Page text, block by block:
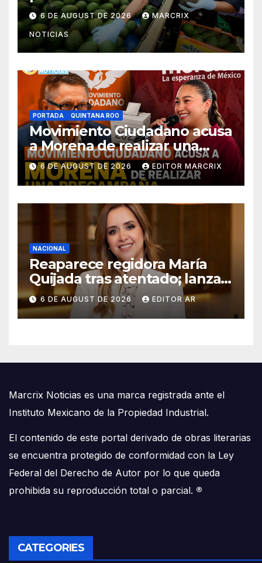
exportaciones de México a
Estados Unidos
6 DE AUGUST DE 2026 MARCRIX
NOTICIAS
PORTADA QUINTANA ROO
Movimiento Ciudadano acusa
a Morena de realizar una
precampaña disfrazada en
Quintana Roo
6 DE AUGUST DE 2026 EDITOR MARCRIX
NACIONAL
Reaparece regidora María
Quijada tras atentado; lanza
mensajes contra el miedo
6 DE AUGUST DE 2026 EDITOR AR
Marcrix Noticias es una marca registrada ante el
Instituto Mexicano de la Propiedad Industrial.
El contenido de este portal derivado de obras literarias
se encuentra protegido de conformidad con la Ley
Federal del Derecho de Autor por lo que queda
prohibida su reproducción total o parcial. ®
CATEGORIES